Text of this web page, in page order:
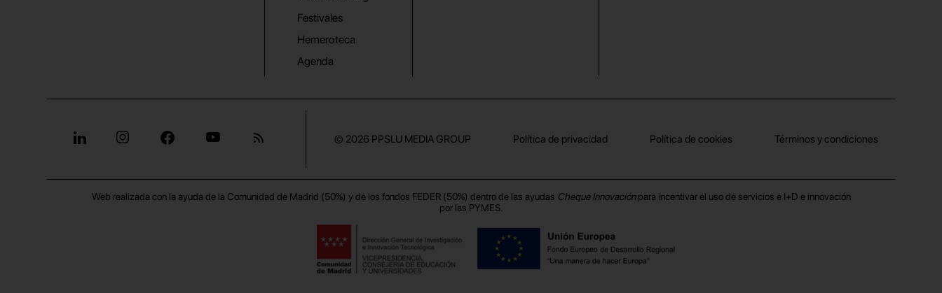
Festivales
Hemeroteca
Agenda
© 2026 PPSLU MEDIA GROUP Política de privacidad Política de cookies Términos y condiciones
Web realizada con la ayuda de la Comunidad de Madrid (50%) y de los fondos FEDER (50%) dentro de las ayudas Cheque Innovaciónpara incentivar el uso de servicios e I+D e innovación
por las PYMES.